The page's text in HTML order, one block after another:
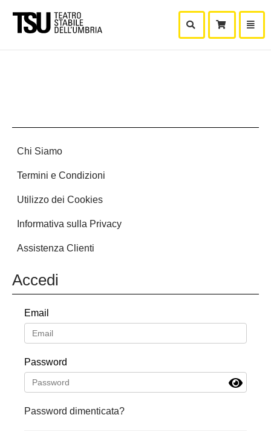
Mostra Ricerca
Chi Siamo
Termini e Condizioni
Utilizzo dei Cookies
Informativa sulla Privacy
Assistenza Clienti
Accedi
Email
Password
Password dimenticata?